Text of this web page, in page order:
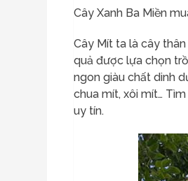
Cây Xanh Ba Miền
Cây Mít ta là cây
quả được lựa chọn
ngon giàu chất dinh
chua mít, xôi mít…
uy tín.